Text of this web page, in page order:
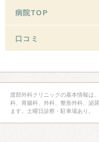
病院TOP
口コミ
渡部外科クリニックの基本情報は
科、胃腸科、外科、整形外科、泌
ます。土曜日診察・駐車場あり。